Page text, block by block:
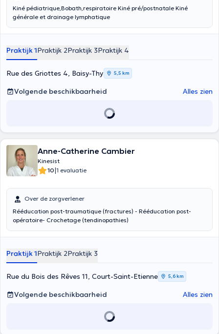
Kiné pédiatrique,Bobath,respiratoire Kiné pré/postnatale Kiné
générale et drainage lymphatique
Praktijk 1Praktijk 2Praktijk 3Praktijk 4
Rue des Griottes 4, Baisy-Thy 5,5 km
Volgende beschikbaarheid Alles zien
Anne-Catherine Cambier
Kinesist
10|1 evaluatie
Over de zorgverlener
Rééducation post-traumatique (fractures) - Rééducation post-
opératoire- Crochetage (tendinopathies)
Praktijk 1Praktijk 2Praktijk 3
Rue du Bois des Rêves 11, Court-Saint-Etienne 5,6 km
Volgende beschikbaarheid Alles zien